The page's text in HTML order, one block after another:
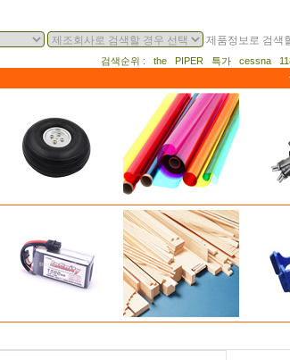
제품정보로 검색
검색순위 : the PIPER 특가 cessna